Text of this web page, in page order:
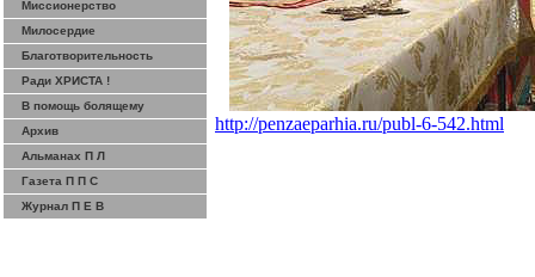
Миссионерство
Милосердие
Благотворительность
Ради ХРИСТА !
В помощь болящему
Архив
Альманах П Л
Газета П П С
Журнал П Е В
http://penzaeparhia.ru/publ-6-542.html